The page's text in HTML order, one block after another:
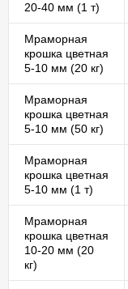
20-40 мм (1 т)
Мраморная
крошка цветная
5-10 мм (20 кг)
Мраморная
крошка цветная
5-10 мм (50 кг)
Мраморная
крошка цветная
5-10 мм (1 т)
Мраморная
крошка цветная
10-20 мм (20
кг)